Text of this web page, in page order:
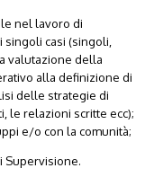
nel lavoro di
casi (singoli,
valutazione della
alla definizione di
delle strategie di
le relazioni scritte ecc);
e/o con la comunità;
Supervisione.